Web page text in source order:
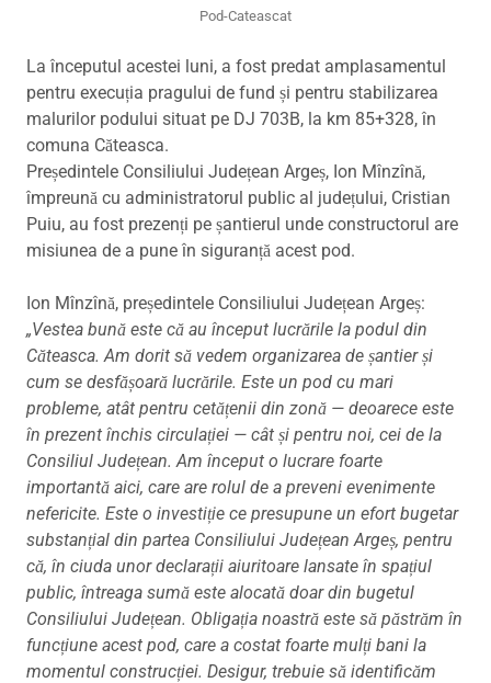
Pod-Cateascat
La începutul acestei luni, a fost predat amplasamentul
pentru execuția pragului de fund și pentru stabilizarea
malurilor podului situat pe DJ 703B, la km 85+328, în
comuna Căteasca.
Președintele Consiliului Județean Argeș, Ion Mînzînă,
împreună cu administratorul public al județului, Cristian
Puiu, au fost prezenți pe șantierul unde constructorul are
misiunea de a pune în siguranță acest pod.
Ion Mînzînă, președintele Consiliului Județean Argeș:
„Vestea bună este că au început lucrările la podul din
Căteasca. Am dorit să vedem organizarea de șantier și
cum se desfășoară lucrările. Este un pod cu mari
probleme, atât pentru cetățenii din zonă — deoarece este
în prezent închis circulației — cât și pentru noi, cei de la
Consiliul Județean. Am început o lucrare foarte
importantă aici, care are rolul de a preveni evenimente
nefericite. Este o investiție ce presupune un efort bugetar
substanțial din partea Consiliului Județean Argeș, pentru
că, în ciuda unor declarații aiuritoare lansate în spațiul
public, întreaga sumă este alocată doar din bugetul
Consiliului Județean. Obligația noastră este să păstrăm în
funcțiune acest pod, care a costat foarte mulți bani la
momentul construcției. Desigur, trebuie să identificăm